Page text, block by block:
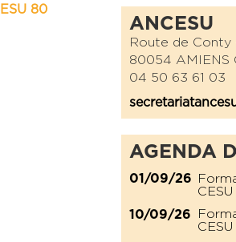
80
ANCESU
Route de Conty
80054 AMIENS
04 50 63 61 03
AGENDA
01/09/26
10/09/26
CESU